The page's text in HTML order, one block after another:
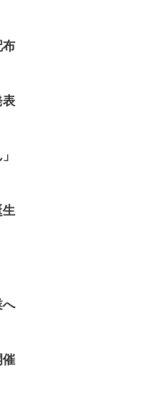
布
表
へ
催